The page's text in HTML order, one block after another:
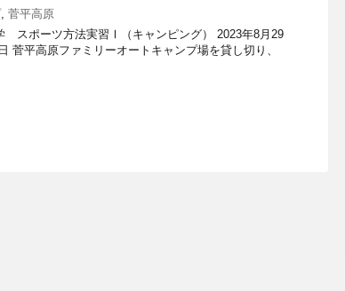
, 菅平高原
スポーツ方法実習Ⅰ（キャンピング） 2023年8月29
菅平高原ファミリーオートキャンプ場を貸し切り、